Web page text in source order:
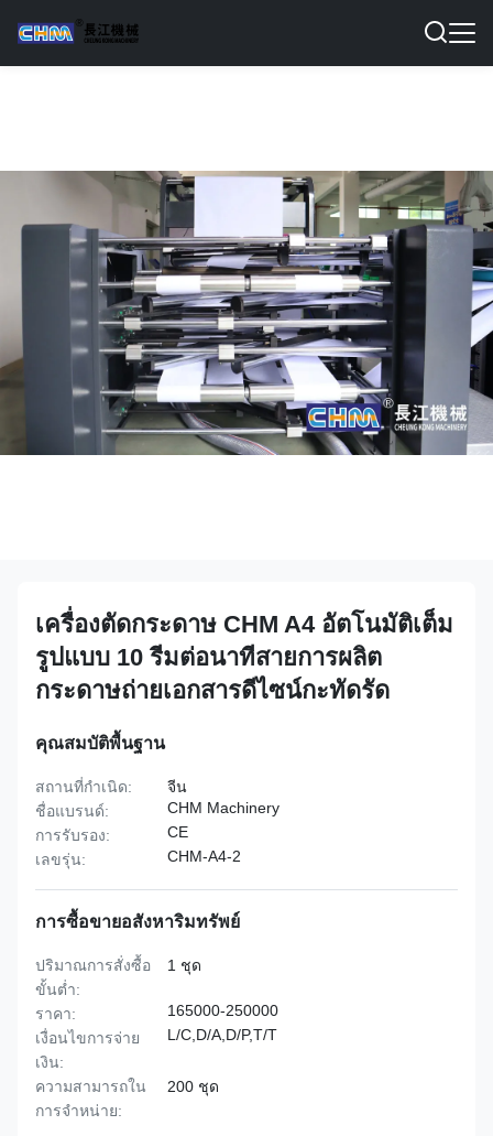
เครื่องตัดกระดาษ CHM A4 อัตโนมัติเต็ม
รูปแบบ 10 รีมต่อนาทีสายการผลิต
กระดาษถ่ายเอกสารดีไซน์กะทัดรัด
คุณสมบัติพื้นฐาน
สถานที่กำเนิด:
จีน
ชื่อแบรนด์:
CHM Machinery
การรับรอง:
CE
เลขรุ่น:
CHM-A4-2
การซื้อขายอสังหาริมทรัพย์
ปริมาณการสั่งซื้อ
ขั้นต่ำ:
1 ชุด
ราคา:
165000-250000
เงื่อนไขการจ่าย
เงิน:
L/C,D/A,D/P,T/T
ความสามารถใน
การจําหน่าย:
200 ชุด